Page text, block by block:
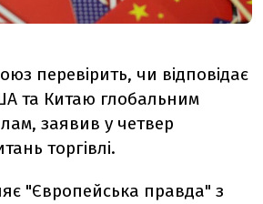
перевірить, чи відповідає
та Китаю глобальним
заявив у четвер
торгівлі.
"Європейська правда" з